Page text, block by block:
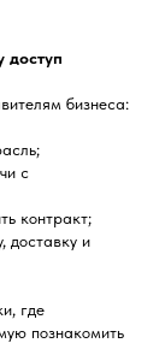
доступ
бизнеса:
с
контракт;
доставку и
где
познакомить